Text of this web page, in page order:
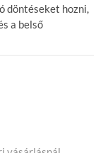
döntéseket hozni,
a belső